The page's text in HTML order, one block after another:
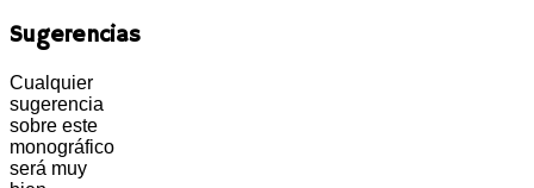
Sugerencias
Cualquier
sugerencia
sobre este
monográfico
será muy